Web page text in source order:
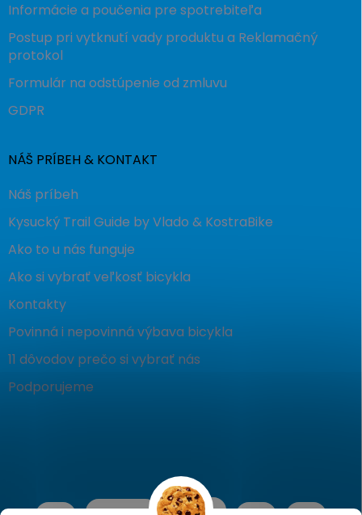
Informácie a poučenia pre spotrebiteľa
Postup pri vytknutí vady produktu a Reklamačný
protokol
Formulár na odstúpenie od zmluvu
GDPR
NÁŠ PRÍBEH & KONTAKT
Náš príbeh
Kysucký Trail Guide by Vlado & KostraBike
Ako to u nás funguje
Ako si vybrať veľkosť bicykla
Kontakty
Povinná i nepovinná výbava bicykla
11 dôvodov prečo si vybrať nás
Podporujeme